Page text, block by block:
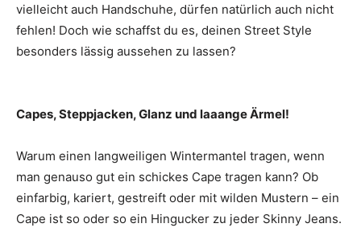
vielleicht auch Handschuhe, dürfen natürlich auch nicht
fehlen! Doch wie schaffst du es, deinen Street Style
besonders lässig aussehen zu lassen?
Capes, Steppjacken, Glanz und laaange Ärmel!
Warum einen langweiligen Wintermantel tragen, wenn
man genauso gut ein schickes Cape tragen kann? Ob
einfarbig, kariert, gestreift oder mit wilden Mustern – ein
Cape ist so oder so ein Hingucker zu jeder Skinny Jeans.